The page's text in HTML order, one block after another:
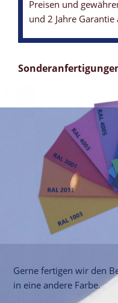
Preisen und
und 2 Jahre
Gerne fertigen wir den
in eine andere Farbe.